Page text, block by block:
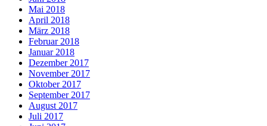
Mai 2018
April 2018
März 2018
Februar 2018
Januar 2018
Dezember 2017
November 2017
Oktober 2017
September 2017
August 2017
Juli 2017